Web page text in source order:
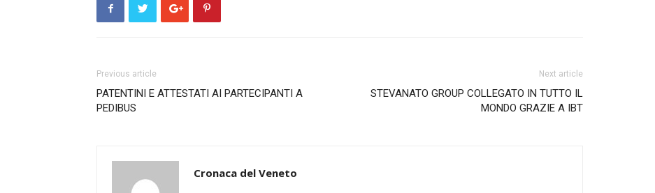
Previous article
PATENTINI E ATTESTATI AI PARTECIPANTI A
PEDIBUS
Next article
STEVANATO GROUP COLLEGATO IN TUTTO IL
MONDO GRAZIE A IBT
Cronaca del Veneto